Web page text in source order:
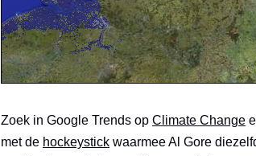
Zoek in Google Trends op Climate Change
met de hockeystick waarmee Al Gore